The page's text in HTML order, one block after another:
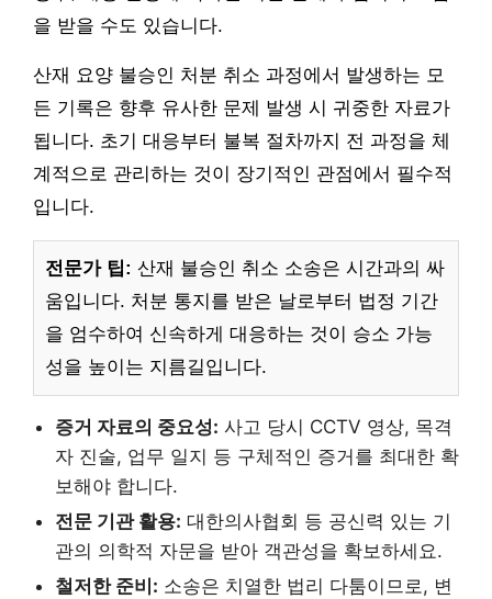
을 받을 수도 있습니다.
산재 요양 불승인 처분 취소 과정에서 발생하는 모
든 기록은 향후 유사한 문제 발생 시 귀중한 자료가
됩니다. 초기 대응부터 불복 절차까지 전 과정을 체
계적으로 관리하는 것이 장기적인 관점에서 필수적
입니다.
전문가 팁: 산재 불승인 취소 소송은 시간과의 싸
움입니다. 처분 통지를 받은 날로부터 법정 기간
을 엄수하여 신속하게 대응하는 것이 승소 가능
성을 높이는 지름길입니다.
증거 자료의 중요성: 사고 당시 CCTV 영상, 목격
자 진술, 업무 일지 등 구체적인 증거를 최대한 확
보해야 합니다.
전문 기관 활용: 대한의사협회 등 공신력 있는 기
관의 의학적 자문을 받아 객관성을 확보하세요.
철저한 준비: 소송은 치열한 법리 다툼이므로, 변